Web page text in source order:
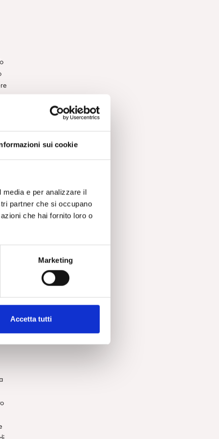
sui cookie
e per analizzare il
partner che si occupano
che hai fornito loro o
Marketing
Accetta tutti